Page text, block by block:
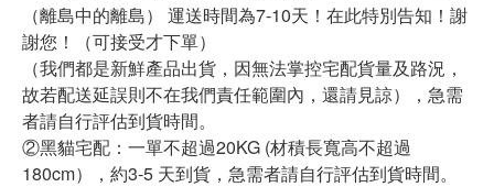
（離島中的離島） 運送時間為7-10天！在此特別告知！謝
謝您！（可接受才下單）
（我們都是新鮮產品出貨，因無法掌控宅配貨量及路況，
故若配送延誤則不在我們責任範圍內，還請見諒），急需
者請自行評估到貨時間。
②黑貓宅配：一單不超過20KG (材積長寬高不超過
180cm），約3-5 天到貨，急需者請自行評估到貨時間。